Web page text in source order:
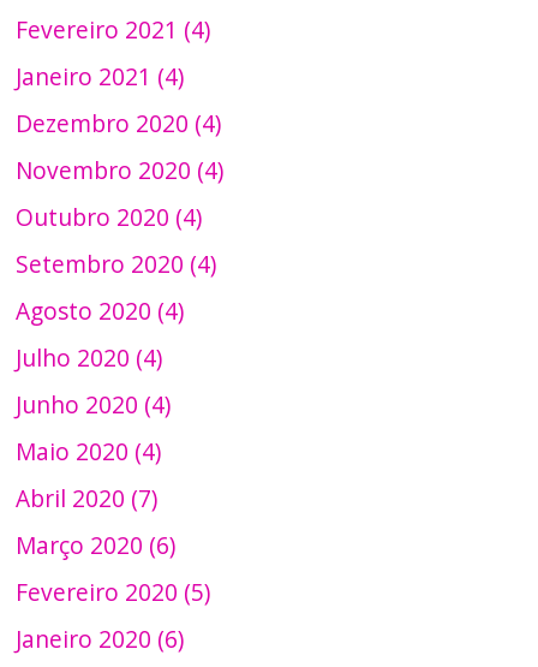
Fevereiro 2021 (4)
Janeiro 2021 (4)
Dezembro 2020 (4)
Novembro 2020 (4)
Outubro 2020 (4)
Setembro 2020 (4)
Agosto 2020 (4)
Julho 2020 (4)
Junho 2020 (4)
Maio 2020 (4)
Abril 2020 (7)
Março 2020 (6)
Fevereiro 2020 (5)
Janeiro 2020 (6)